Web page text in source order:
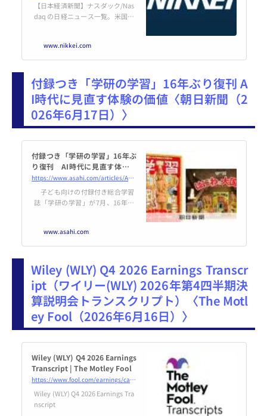
【日本経済新聞】ナスダック/Nas
daq の日経ニュース一覧。米国株
www.nikkei.com
付録つき「学研の学習」16年ぶり復刊 A
I時代に見直す体験の価値〈朝日新聞（2
026年6月17日）〉
付録つき「学研の学習」16年ぶ
り復刊 AI時代に見直す体験の
価値：朝日新聞
https://www.asahi.com/articles/ASV6D31SQV6DUTIL01NM.html
子ども向けの付録付き総合学習
誌「学研の学習」が7月、16年ぶ
わせて670万部が売れた。専門の
配達員「学研のおばちゃん」を
www.asahi.com
Wiley (WLY) Q4 2026 Earnings Transcr
ipt（ワイリー(WLY) 2026年第4四半期決
算説明会トランスクリプト）〈The Motl
ey Fool（2026年6月16日）〉
Wiley (WLY) Q4 2026 Earnings
Transcript | The Motley Fool
https://www.fool.com/earnings/call-transcripts/2026/06/16/wiley-wly-q4-2026-earnings-transcript/
Wiley (WLY) Q4 2026 Earnings Tra
nscript